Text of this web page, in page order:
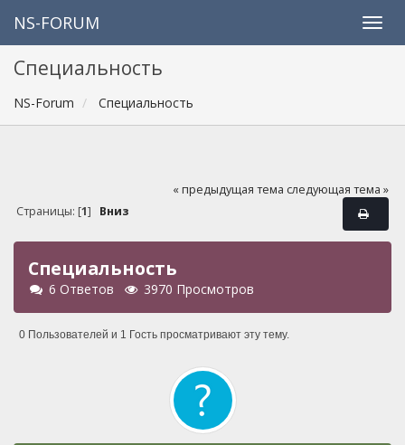
NS-FORUM
Специальность
NS-Forum Специальность
« предыдущая тема следующая тема »
Страницы: [1] Вниз
Специальность
6 Ответов 3970 Просмотров
0 Пользователей и 1 Гость просматривают эту тему.